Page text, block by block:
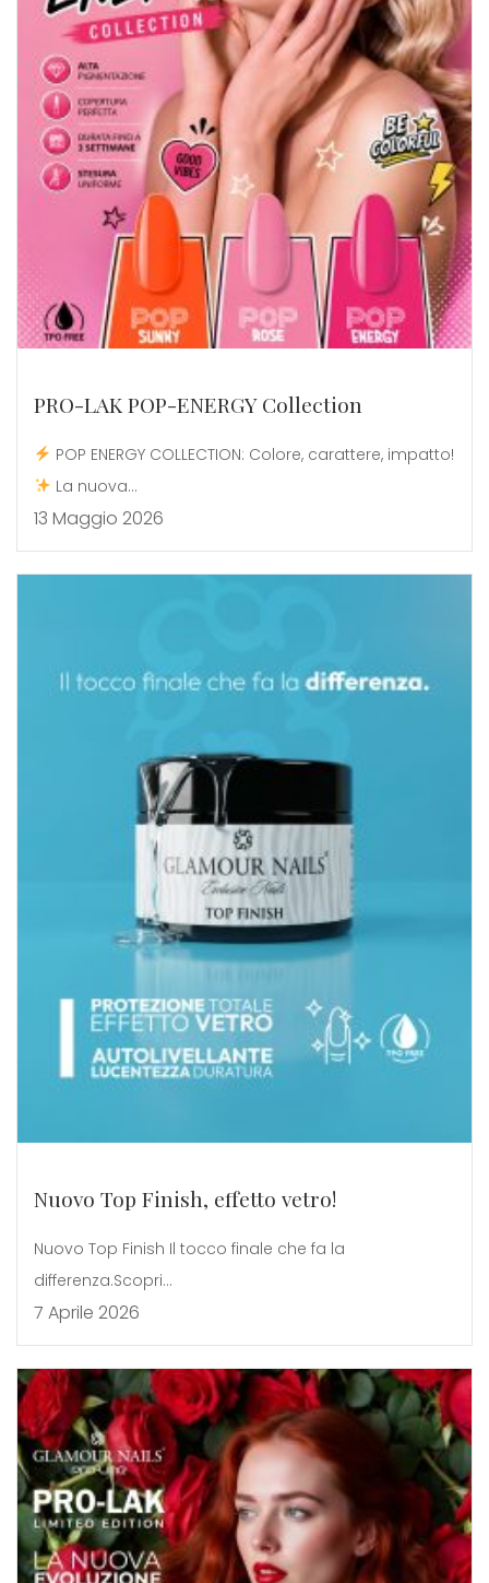
PRO-LAK POP-ENERGY Collection
POP ENERGY COLLECTION: Colore, carattere, impatto!
La nuova...
13 Maggio 2026
Nuovo Top Finish, effetto vetro!
Nuovo Top Finish Il tocco finale che fa la
differenza.Scopri...
7 Aprile 2026